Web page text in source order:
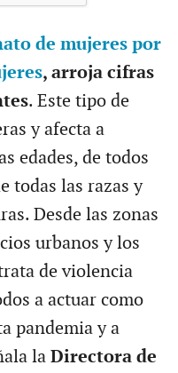
de mujeres por
, arroja cifras
. Este tipo de
y afecta a
edades, de todos
todas las razas y
Desde las zonas
urbanos y los
de violencia
a actuar como
pandemia y a
la Directora de